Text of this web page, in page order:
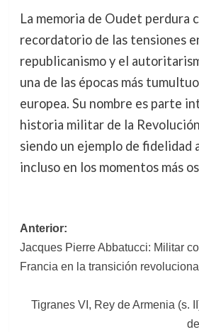
La memoria de Oudet perdura
recordatorio de las tensiones
republicanismo y el
una de las épocas más
europea. Su nombre es parte
historia militar de la
siendo un ejemplo de fidelidad
incluso en los momentos más
Navegación
de
Anterior:
Jacques Pierre Abbatucci: Militar
Francia en la transición
Tigranes VI, Rey de Armenia (s.